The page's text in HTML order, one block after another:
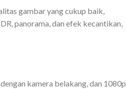
gambar yang cukup baik,
panorama, dan efek kecantikan,
kamera belakang, dan 1080p